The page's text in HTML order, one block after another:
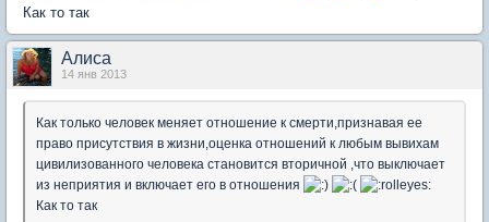
Как то так
Алиса
14 янв 2013
Как только человек меняет отношение к смерти,признавая ее
право присутствия в жизни,оценка отношений к любым вывихам
цивилизованного человека становится вторичной ,что выключает
из неприятия и включает его в отношения
Как то так